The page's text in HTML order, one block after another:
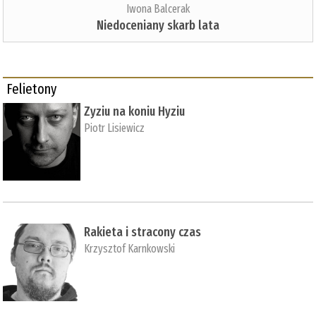
Iwona Balcerak
Niedoceniany skarb lata
Felietony
Zyziu na koniu Hyziu
Piotr Lisiewicz
Rakieta i stracony czas
Krzysztof Karnkowski